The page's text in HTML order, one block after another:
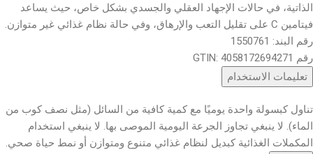
الذاتية، في حالات الإجهاد العقلي والجسدي بشكل خاص، حيث يساعد
فيتامين C على تقليل التعب والإرهاق، وفي حالة نظام غذائي غير متوازن.
رقم البند: 1550761
رقم GTIN: 4058172694271
تعليمات الاستخدام
تناول كبسولة واحدة يوميًا مع كمية كافية من السائل (مثل نصف كوب من
الماء). لا ينبغي تجاوز الجرعة اليومية الموصى بها. لا ينبغي استخدام
المكملات الغذائية كبديل لنظام غذائي متنوع ومتوازن أو نمط حياة صحي.